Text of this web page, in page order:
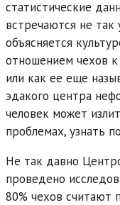
статистические
встречаются не
объясняется
отношением чехов
или как ее еще
эдакого центра
человек может
проблемах, узнать
Не так давно
проведено
80% чехов считают